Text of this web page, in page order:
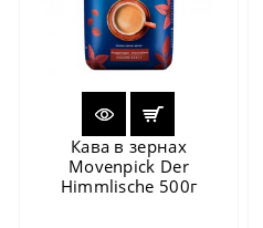
Кава в зернах
Movenpick Der
Himmlische 500г